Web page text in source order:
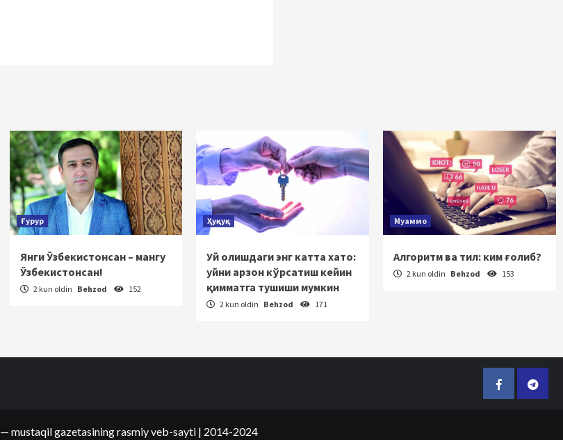
Ғурур
Янги Ўзбекистонсан – мангу
Ўзбекистонсан!
2 kun oldin Behzod 152
Ҳуқуқ
Уй олишдаги энг катта хато:
уйни арзон кўрсатиш кейин
қимматга тушиши мумкин
2 kun oldin Behzod 171
Муаммо
Алгоритм ва тил: ким ғолиб?
2 kun oldin Behzod 153
Facebook
— mustaqil gazetasining rasmiy veb-sayti | 2014-2024